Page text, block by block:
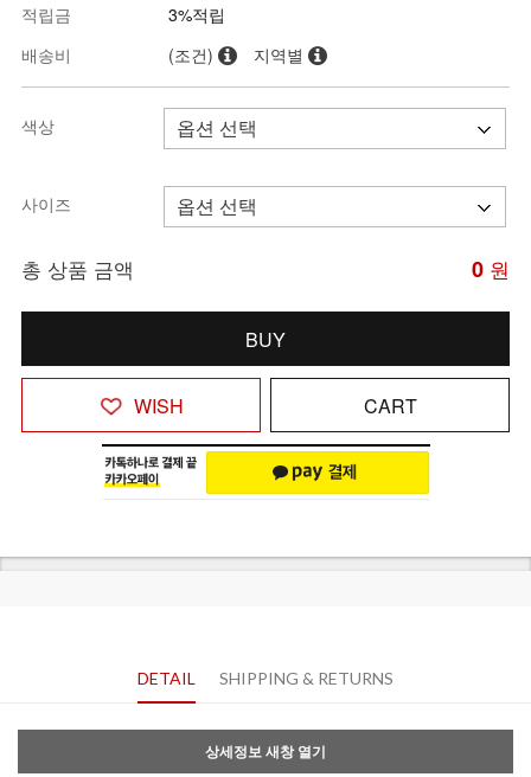
적립금
3%적립
배송비
(조건) 지역별
색상
사이즈
총 상품 금액 0 원
BUY
WISH CART
DETAIL SHIPPING & RETURNS
상세정보 새창 열기